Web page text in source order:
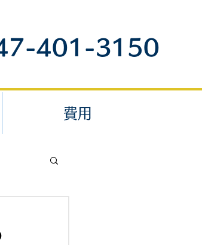
401-3150
費用